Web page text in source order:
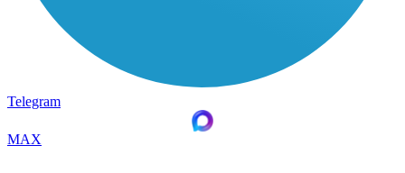
Telegram
MAX